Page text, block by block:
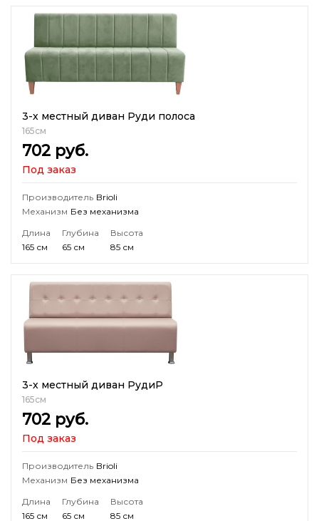
3-х местный диван Руди полоса
165см
702 руб.
Под заказ
Производитель Brioli
Механизм Без механизма
Длина
165 см
Глубина
65 см
Высота
85 см
3-х местный диван РудиР
165см
702 руб.
Под заказ
Производитель Brioli
Механизм Без механизма
Длина
165 см
Глубина
65 см
Высота
85 см